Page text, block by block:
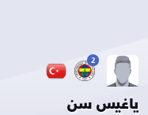
2
ياغيس سن